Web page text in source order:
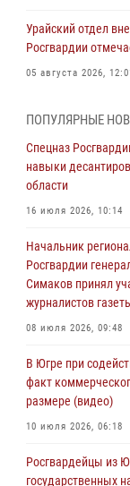
Урайский отдел
Росгвардии
05 августа 2026,
посвященных дню
Ивана Яковлева
05 августа 2026,
В Югре ОМОН
05 августа 2026,
В Югре
охраны Росгвардии
противоправных
05 августа 2026,
Генерал-
Всероссийском
смыслов»
ПОПУЛЯРНЫЕ
Спецназ
навыки
области
16 июля 2026, 10:14
Начальник
Росгвардии
Симаков принял
журналистов
08 июля 2026, 09:48
В Югре при
факт
размере (видео)
10 июля 2026, 06:18
Росгвардейцы из
государственных